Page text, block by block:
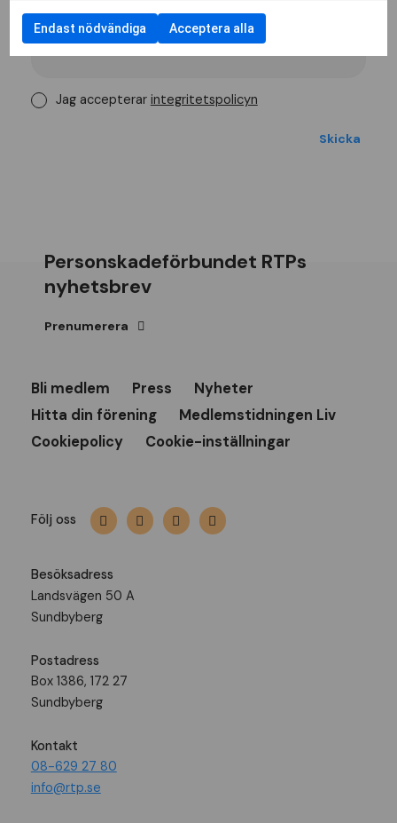
Jag accepterar integritetspolicyn
Personskadeförbundet RTPs
nyhetsbrev
Prenumerera
Bli medlem Press
Nyheter
Hitta din förening
Medlemstidningen Liv
Cookiepolicy
Cookie-inställningar
Följ oss
Besöksadress
Landsvägen 50 A
Sundbyberg
Postadress
Box 1386, 172 27
Sundbyberg
Kontakt
08-629 27 80
info@rtp.se
Endast nödvändiga Acceptera alla